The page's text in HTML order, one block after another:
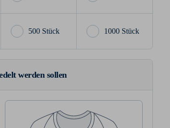
500 Stück 1000 Stück
werden sollen